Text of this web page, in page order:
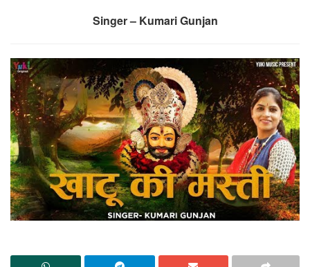
Singer – Kumari Gunjan